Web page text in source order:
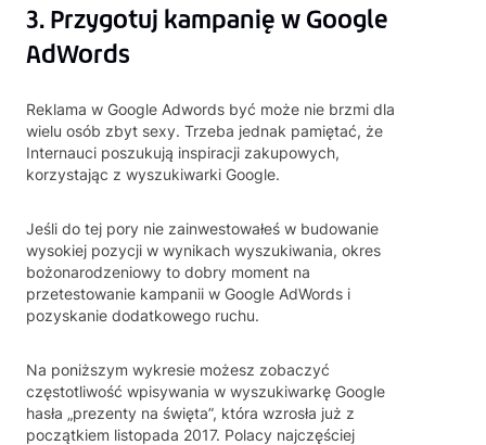
3. Przygotuj kampanię w Google
AdWords
Reklama w Google Adwords być może nie brzmi dla
wielu osób zbyt sexy. Trzeba jednak pamiętać, że
Internauci poszukują inspiracji zakupowych,
korzystając z wyszukiwarki Google.
Jeśli do tej pory nie zainwestowałeś w budowanie
wysokiej pozycji w wynikach wyszukiwania, okres
bożonarodzeniowy to dobry moment na
przetestowanie kampanii w Google AdWords i
pozyskanie dodatkowego ruchu.
Na poniższym wykresie możesz zobaczyć
częstotliwość wpisywania w wyszukiwarkę Google
hasła „prezenty na święta”, która wzrosła już z
początkiem listopada 2017. Polacy najczęściej